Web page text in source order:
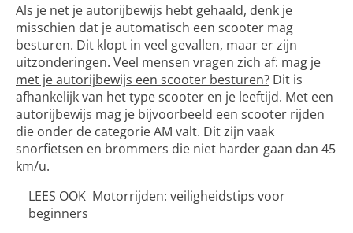
Als je net je autorijbewijs hebt gehaald, denk je
misschien dat je automatisch een scooter mag
besturen. Dit klopt in veel gevallen, maar er zijn
uitzonderingen. Veel mensen vragen zich af: mag je
met je autorijbewijs een scooter besturen? Dit is
afhankelijk van het type scooter en je leeftijd. Met een
autorijbewijs mag je bijvoorbeeld een scooter rijden
die onder de categorie AM valt. Dit zijn vaak
snorfietsen en brommers die niet harder gaan dan 45
km/u.
LEES OOK Motorrijden: veiligheidstips voor
beginners